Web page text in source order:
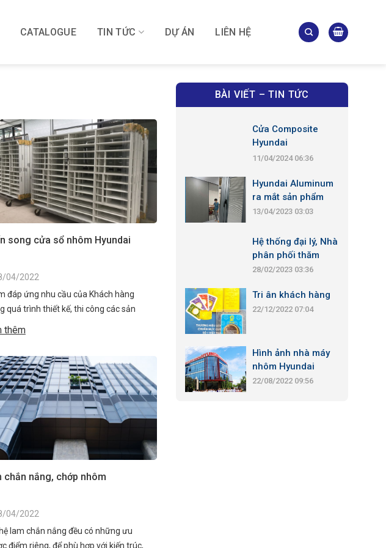
CATALOGUE TIN TỨC DỰ ÁN LIÊN HỆ
song cửa sổ nhôm Hyundai
04/2022
đáp ứng nhu cầu của Khách hàng
quá trình thiết kế, thi công các sản
giải pháp nhằm thỏa mãn nhu cầu
muốn chung của nhiều […]
thêm
chắn nắng, chớp nhôm
04/2022
lam chắn nắng đều có những ưu
điểm riêng, để phù hợp với kiến trúc,
BÀI VIẾT – TIN TỨC
Cửa Composite
Hyundai
11/04/2024 06:36
Hyundai Aluminum
ra mắt sản phẩm
Rèm-Vách ngăn
13/04/2023 03:03
Hệ thống đại lý, Nhà
phân phối thăm
quan Nhà Máy
28/02/2023 03:36
Tri ân khách hàng
22/12/2022 07:04
Hình ảnh nhà máy
nhôm Hyundai
22/08/2022 09:56